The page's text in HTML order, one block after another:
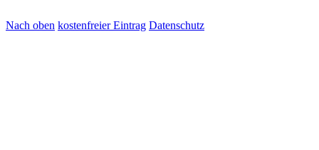
Nach oben kostenfreier Eintrag Datenschutz